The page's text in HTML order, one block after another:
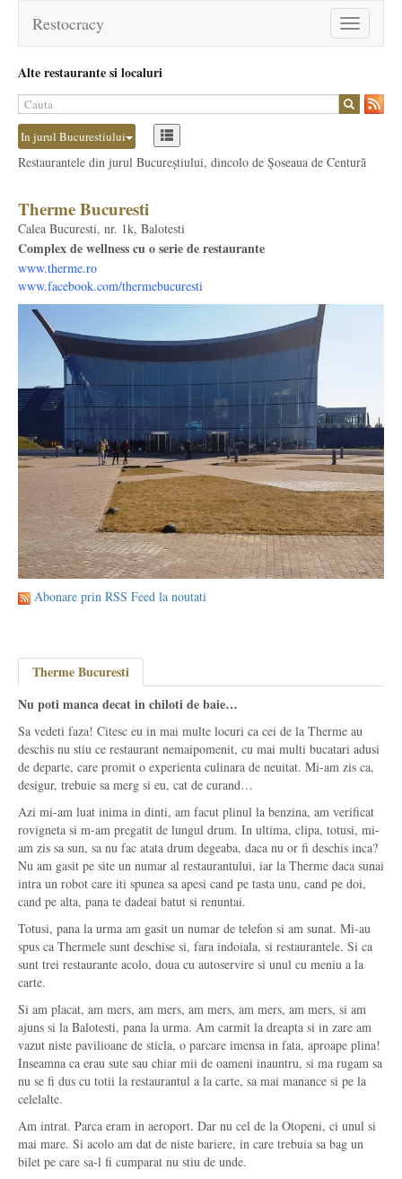
Toggle
navigation
Restocracy
Alte restaurante si localuri
In jurul Bucurestiului
Restaurantele din jurul Bucureștiului, dincolo de Șoseaua de Centură
Therme Bucuresti
Calea Bucuresti, nr. 1k, Balotesti
Complex de wellness cu o serie de restaurante
www.therme.ro
www.facebook.com/thermebucuresti
Abonare prin RSS Feed la noutati
Therme Bucuresti
Nu poti manca decat in chiloti de baie…
Sa vedeti faza! Citesc eu in mai multe locuri ca cei de la Therme au
deschis nu stiu ce restaurant nemaipomenit, cu mai multi bucatari adusi
de departe, care promit o experienta culinara de neuitat. Mi-am zis ca,
desigur, trebuie sa merg si eu, cat de curand…
Azi mi-am luat inima in dinti, am facut plinul la benzina, am verificat
rovigneta si m-am pregatit de lungul drum. In ultima, clipa, totusi, mi-
am zis sa sun, sa nu fac atata drum degeaba, daca nu or fi deschis inca?
Nu am gasit pe site un numar al restaurantului, iar la Therme daca sunai
intra un robot care iti spunea sa apesi cand pe tasta unu, cand pe doi,
cand pe alta, pana te dadeai batut si renuntai.
Totusi, pana la urma am gasit un numar de telefon si am sunat. Mi-au
spus ca Thermele sunt deschise si, fara indoiala, si restaurantele. Si ca
sunt trei restaurante acolo, doua cu autoservire si unul cu meniu a la
carte.
Si am placat, am mers, am mers, am mers, am mers, am mers, si am
ajuns si la Balotesti, pana la urma. Am carmit la dreapta si in zare am
vazut niste pavilioane de sticla, o parcare imensa in fata, aproape plina!
Inseamna ca erau sute sau chiar mii de oameni inauntru, si ma rugam sa
nu se fi dus cu totii la restaurantul a la carte, sa mai manance si pe la
celelalte.
Am intrat. Parca eram in aeroport. Dar nu cel de la Otopeni, ci unul si
mai mare. Si acolo am dat de niste bariere, in care trebuia sa bag un
bilet pe care sa-l fi cumparat nu stiu de unde.